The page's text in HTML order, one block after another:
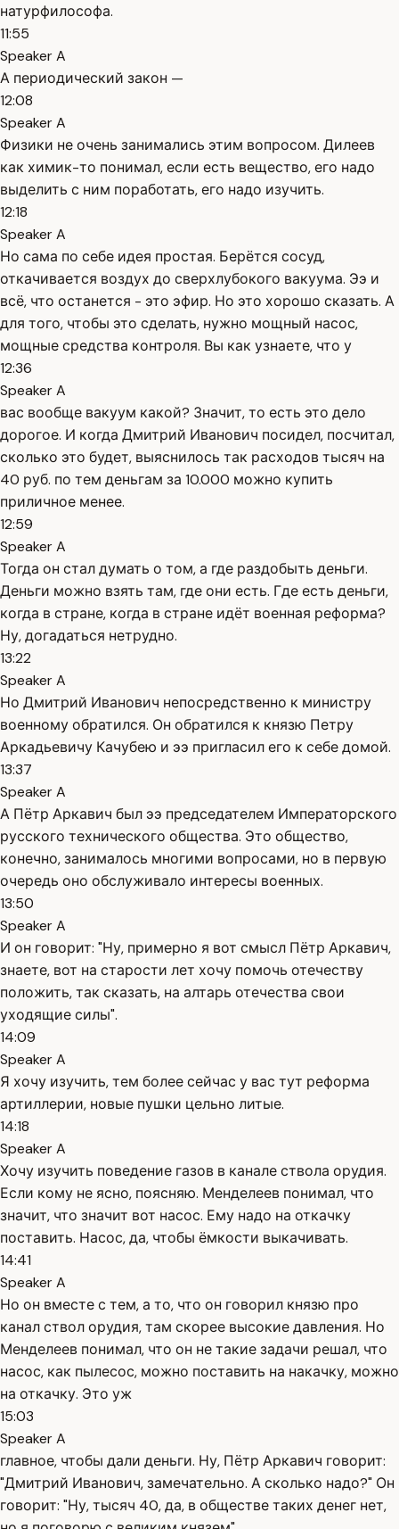
натурфилософа.
11:55
Speaker A
А периодический закон —
12:08
Speaker A
Физики не очень занимались этим вопросом. Дилеев
как химик-то понимал, если есть вещество, его надо
выделить с ним поработать, его надо изучить.
12:18
Speaker A
Но сама по себе идея простая. Берётся сосуд,
откачивается воздух до сверхлубокого вакуума. Ээ и
всё, что останется - это эфир. Но это хорошо сказать. А
для того, чтобы это сделать, нужно мощный насос,
мощные средства контроля. Вы как узнаете, что у
12:36
Speaker A
вас вообще вакуум какой? Значит, то есть это дело
дорогое. И когда Дмитрий Иванович посидел, посчитал,
сколько это будет, выяснилось так расходов тысяч на
40 руб. по тем деньгам за 10.000 можно купить
приличное менее.
12:59
Speaker A
Тогда он стал думать о том, а где раздобыть деньги.
Деньги можно взять там, где они есть. Где есть деньги,
когда в стране, когда в стране идёт военная реформа?
Ну, догадаться нетрудно.
13:22
Speaker A
Но Дмитрий Иванович непосредственно к министру
военному обратился. Он обратился к князю Петру
Аркадьевичу Качубею и ээ пригласил его к себе домой.
13:37
Speaker A
А Пётр Аркавич был ээ председателем Императорского
русского технического общества. Это общество,
конечно, занималось многими вопросами, но в первую
очередь оно обслуживало интересы военных.
13:50
Speaker A
И он говорит: "Ну, примерно я вот смысл Пётр Аркавич,
знаете, вот на старости лет хочу помочь отечеству
положить, так сказать, на алтарь отечества свои
уходящие силы".
14:09
Speaker A
Я хочу изучить, тем более сейчас у вас тут реформа
артиллерии, новые пушки цельно литые.
14:18
Speaker A
Хочу изучить поведение газов в канале ствола орудия.
Если кому не ясно, поясняю. Менделеев понимал, что
значит, что значит вот насос. Ему надо на откачку
поставить. Насос, да, чтобы ёмкости выкачивать.
14:41
Speaker A
Но он вместе с тем, а то, что он говорил князю про
канал ствол орудия, там скорее высокие давления. Но
Менделеев понимал, что он не такие задачи решал, что
насос, как пылесос, можно поставить на накачку, можно
на откачку. Это уж
15:03
Speaker A
главное, чтобы дали деньги. Ну, Пётр Аркавич говорит:
"Дмитрий Иванович, замечательно. А сколько надо?" Он
говорит: "Ну, тысяч 40, да, в обществе таких денег нет,